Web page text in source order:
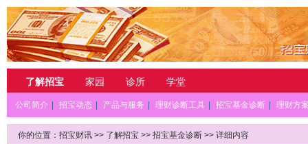
了解招宝 家园 诊所 学堂
公司简介 招宝动态 产品与服务 理财诊断工具 招宝基金诊断 理财方
你的位置： 招宝财讯 >> 了解招宝 >> 招宝基金诊断 >> 详细内容